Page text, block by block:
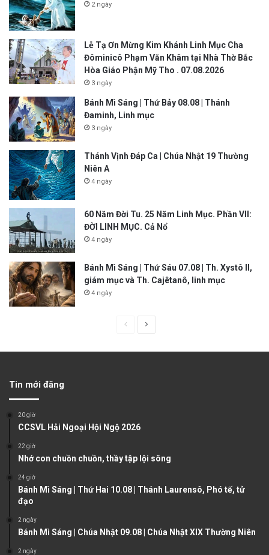
2 ngày
Lễ Tạ Ơn Mừng Kim Khánh Linh Mục Cha
Đôminicô Phạm Văn Khâm tại Nhà Thờ Bắc
Hòa Giáo Phận Mỹ Tho . 07.08.2026
3 ngày
Bánh Mì Sáng | Thứ Bảy 08.08 | Thánh
Đaminh, Linh mục
3 ngày
Thánh Vịnh Đáp Ca | Chúa Nhật 19 Thường
Niên A
4 ngày
60 Năm Đời Tu. 25 Năm Linh Mục. Phần VII:
ĐỜI LINH MỤC. Cả Nổ
4 ngày
Bánh Mì Sáng | Thứ Sáu 07.08 | Th. Xystô II,
giám mục và Th. Cajêtanô, linh mục
4 ngày
u
p
g
Tin mới đăng
20 giờ
CCSVL Hải Ngoại Hội Ngộ 2026
22 giờ
Nhớ con chuồn chuồn, thầy tập lội sông
24 giờ
Bánh Mì Sáng | Thứ Hai 10.08 | Thánh Laurensô, Phó tế, tử
đạo
2 ngày
Bánh Mì Sáng | Chúa Nhật 09.08 | Chúa Nhật XIX Thường Niên
2 ngày